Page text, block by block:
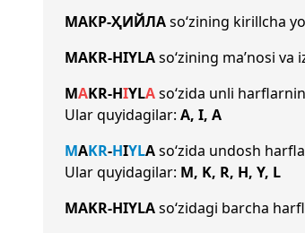
МАКР-ҲИЙЛАso‘zining kirillcha
MAKR-HIYLAso‘zining ma’nosi va
MAKR-HIYLAso‘zida unli
Ular quyidagilar: A, I, A
MAKR-HIYLAso‘zida undosh
Ular quyidagilar: M, K, R, H, Y, L
MAKR-HIYLAso‘zidagi barcha